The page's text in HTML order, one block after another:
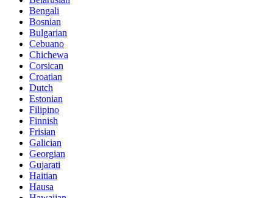
Bengali
Bosnian
Bulgarian
Cebuano
Chichewa
Corsican
Croatian
Dutch
Estonian
Filipino
Finnish
Frisian
Galician
Georgian
Gujarati
Haitian
Hausa